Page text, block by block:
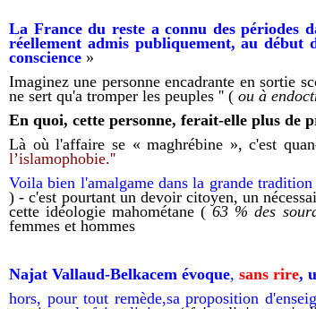
La France du reste a connu des périodes
réellement admis publiquement, au
conscience »
Imaginez une personne encadrante en sortie
ne sert qu'a tromper les peuples '' ( ou à
En quoi, cette personne, ferait-elle plus de
Là où l'affaire se « maghrébine », c'est
l’islamophobie.''
Voila bien l'amalgame dans la grande
) -c'est pourtant un devoir citoyen,un
cette idéologie mahométane(63 % des
femmes et hommes
Najat Vallaud-Belkacem évoque, sans rire,
hors, pour tout remède,saproposition